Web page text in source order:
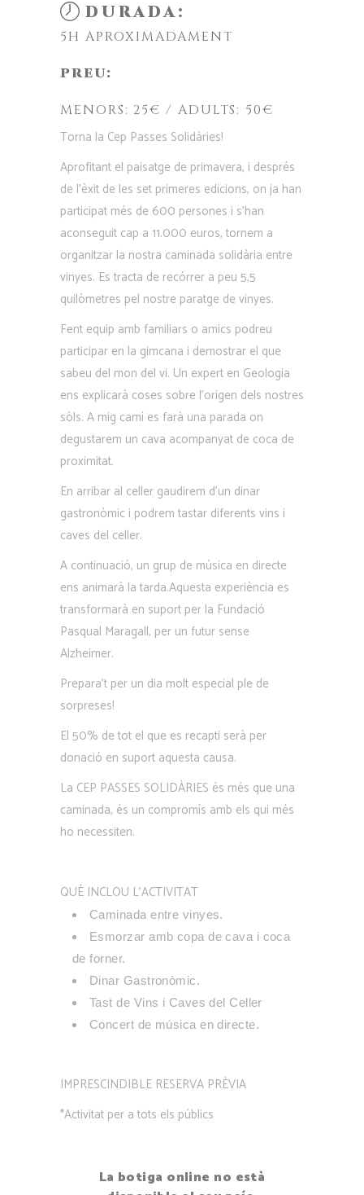
DURADA:
5H APROXIMADAMENT
PREU:
MENORS: 25€ / ADULTS: 50€
Torna la Cep Passes Solidàries!
Aprofitant el paisatge de primavera, i després
de l’èxit de les set primeres edicions, on ja han
participat més de 600 persones i s’han
aconseguit cap a 11.000 euros, tornem a
organitzar la nostra caminada solidària entre
vinyes. Es tracta de recórrer a peu 5,5
quilòmetres pel nostre paratge de vinyes.
Fent equip amb familiars o amics podreu
participar en la gimcana i demostrar el que
sabeu del mon del vi. Un expert en Geologia
ens explicarà coses sobre l’origen dels nostres
sòls. A mig camí es farà una parada on
degustarem un cava acompanyat de coca de
proximitat.
En arribar al celler gaudirem d’un dinar
gastronòmic i podrem tastar diferents vins i
caves del celler.
A continuació, un grup de música en directe
ens animarà la tarda.Aquesta experiència es
transformarà en suport per la Fundació
Pasqual Maragall, per un futur sense
Alzheimer.
Prepara’t per un dia molt especial ple de
sorpreses!
El 50% de tot el que es recapti serà per
donació en suport aquesta causa.
La CEP PASSES SOLIDÀRIES és més que una
caminada, és un compromís amb els qui més
ho necessiten.
QUÈ INCLOU L’ACTIVITAT
Caminada entre vinyes.
Esmorzar amb copa de cava i coca
de forner.
Dinar Gastronòmic.
Tast de Vins i Caves del Celler
Concert de música en directe.
IMPRESCINDIBLE RESERVA PRÈVIA
*Activitat per a tots els públics
La botiga online no està